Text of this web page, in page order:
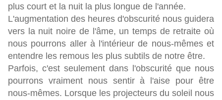
plus court et la nuit la plus longue de l'année.
L'augmentation des heures d'obscurité nous guidera
vers la nuit noire de l'âme, un temps de retraite où
nous pourrons aller à l'intérieur de nous-mêmes et
entendre les remous les plus subtils de notre être.
Parfois, c'est seulement dans l'obscurité que nous
pourrons vraiment nous sentir à l'aise pour être
nous-mêmes. Lorsque les projecteurs du soleil nous